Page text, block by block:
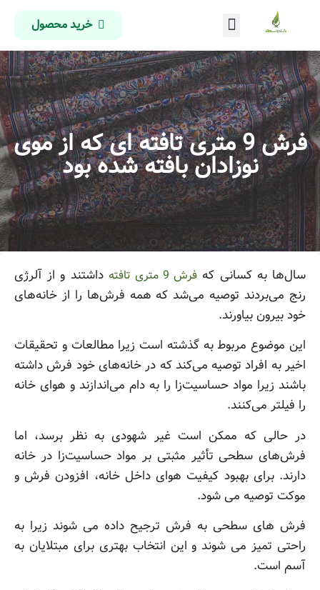
خرید محصول
فرش 9 متری تافته ای که از موی
نوزادان بافته شده بود
سال‌ها به کسانی که فرش 9 متری تافته
داشتند و از آلرژی
رنج می‌بردند توصیه می‌شد که همه فرش‌ها را از خانه‌های
خود بیرون بیاورند.
این موضوع مربوط به گذشته است زیرا مطالعات و تحقیقات
اخیر به افراد توصیه می‌کند که در خانه‌های خود فرش داشته
باشند زیرا مواد حساسیت‌زا را به دام می‌اندازند و هوای خانه
را فیلتر می‌کنند.
در حالی که ممکن است غیر شهودی به نظر برسد، اما
فرش‌های سطحی تأثیر مثبتی بر مواد حساسیت‌زا در خانه
دارند. برای بهبود کیفیت هوای داخل خانه، افزودن فرش و
موکت توصیه می شود.
فرش های سطحی به فرش ترجیح داده می شوند زیرا به
راحتی تمیز می شوند و این انتخاب بهتری برای مبتلایان به
آسم است.